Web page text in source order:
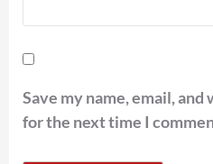
Save my name, email,
for the next time I